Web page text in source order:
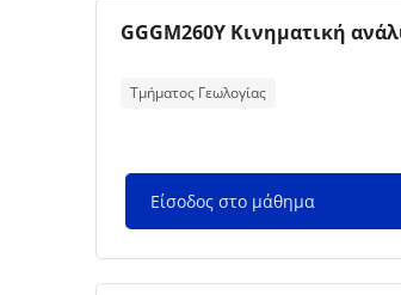
Εικόνα μαθήματος
Όνομα μαθήματος
GGGM260Y Κινηματική
Τμήματος Γεωλογίας
Είσοδος στο μάθημα